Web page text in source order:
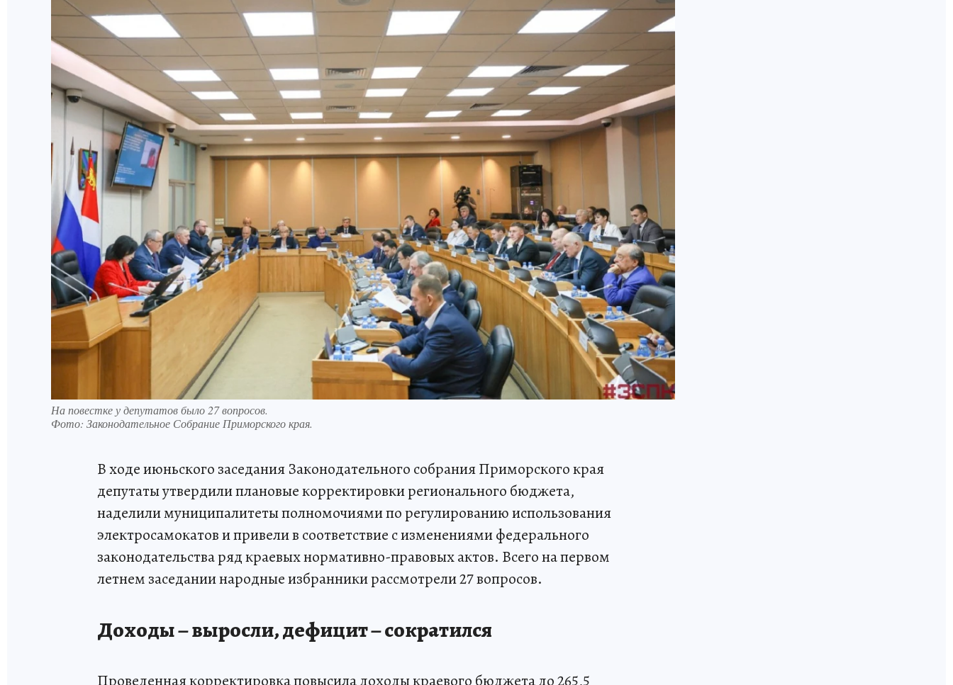
На повестке у депутатов было 27 вопросов.
Фото: Законодательное Собрание Приморского края.
В ходе июньского заседания Законодательного собрания Приморского края
депутаты утвердили плановые корректировки регионального бюджета,
наделили муниципалитеты полномочиями по регулированию использования
электросамокатов и привели в соответствие с изменениями федерального
законодательства ряд краевых нормативно-правовых актов. Всего на первом
летнем заседании народные избранники рассмотрели 27 вопросов.
Доходы – выросли, дефицит – сократился
Проведенная корректировка повысила доходы краевого бюджета до 265,5